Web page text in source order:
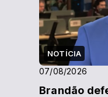
NOTÍCIA
07/08/2026
Brandão